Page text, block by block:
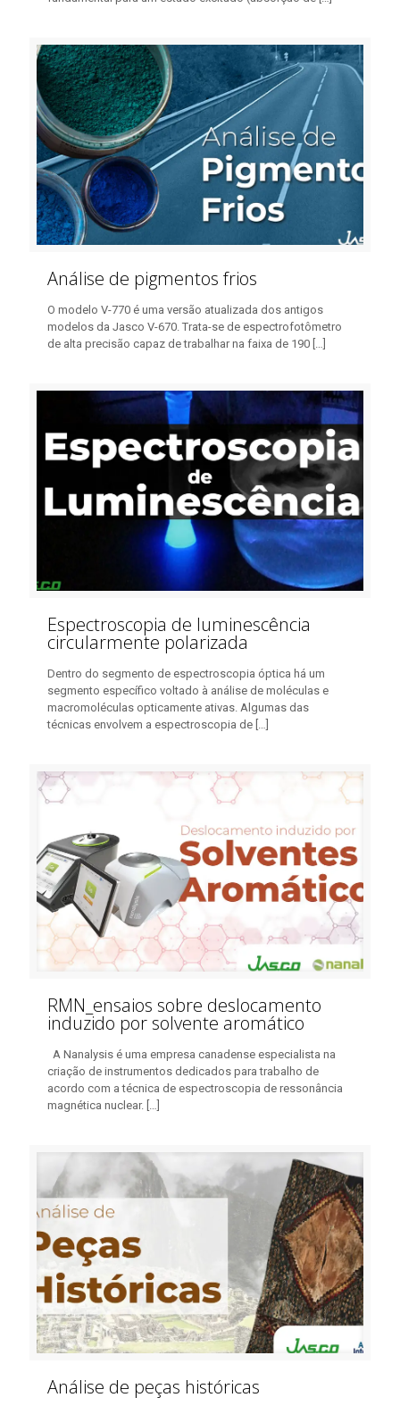
Análise de pigmentos frios
O modelo V-770 é uma versão atualizada dos antigos
modelos da Jasco V-670. Trata-se de espectrofotômetro
de alta precisão capaz de trabalhar na faixa de 190
Espectroscopia de luminescência
circularmente polarizada
Dentro do segmento de espectroscopia óptica há um
segmento específico voltado à análise de moléculas e
macromoléculas opticamente ativas. Algumas das
técnicas envolvem a espectroscopia de […]
RMN_ensaios sobre deslocamento
induzido por solvente aromático
A Nanalysis é uma empresa canadense especialista na
criação de instrumentos dedicados para trabalho de
acordo com a técnica de espectroscopia de ressonância
magnética nuclear. […]
Análise de peças históricas